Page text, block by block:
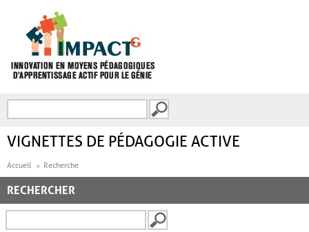
FORMULAIRE DE
VIGNETTES DE PÉDAGOGIE ACTIVE
Accueil Recherche
RECHERCHER